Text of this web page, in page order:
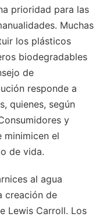
prioridad para las
Muchas
los plásticos
biodegradables
de
responde a
quienes, según
y
minimicen el
de vida.
al agua
creación de
Lewis Carroll. Los